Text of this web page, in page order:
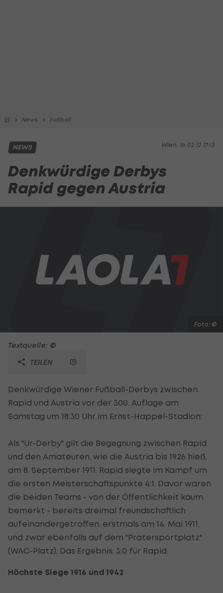
News Fußball
Wien, 16.02.12 17:13
NEWS
Denkwürdige Derbys
Rapid gegen Austria
Foto: ©
Textquelle: ©
TEILEN
Denkwürdige Wiener Fußball-Derbys zwischen
Rapid und Austria vor der 300. Auflage am
Samstag um 18.30 Uhr im Ernst-Happel-Stadion:
Als "Ur-Derby" gilt die Begegnung zwischen Rapid
und den Amateuren, wie die Austria bis 1926 hieß,
am 8. September 1911. Rapid siegte im Kampf um
die ersten Meisterschaftspunkte 4:1. Davor waren
die beiden Teams - von der Öffentlichkeit kaum
bemerkt - bereits dreimal freundschaftlich
aufeinandergetroffen, erstmals am 14. Mai 1911,
und zwar ebenfalls auf dem "Pratersportplatz"
(WAC-Platz). Das Ergebnis: 3:0 für Rapid.
Höchste Siege 1916 und 1942